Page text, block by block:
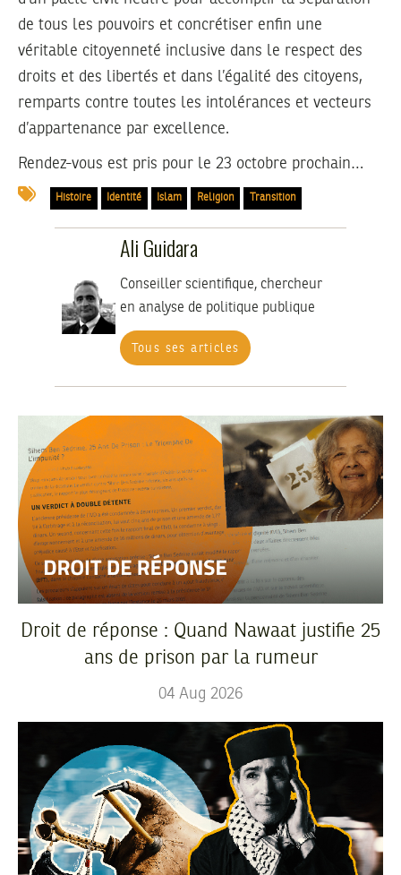
de tous les pouvoirs et concrétiser enfin une
véritable citoyenneté inclusive dans le respect des
droits et des libertés et dans l’égalité des citoyens,
remparts contre toutes les intolérances et vecteurs
d’appartenance par excellence.
Rendez-vous est pris pour le 23 octobre prochain…
Histoire Identité Islam Religion Transition
Ali Guidara
Conseiller scientifique, chercheur
en analyse de politique publique
Tous ses articles
Droit de réponse : Quand Nawaat justifie 25
ans de prison par la rumeur
04 Aug 2026